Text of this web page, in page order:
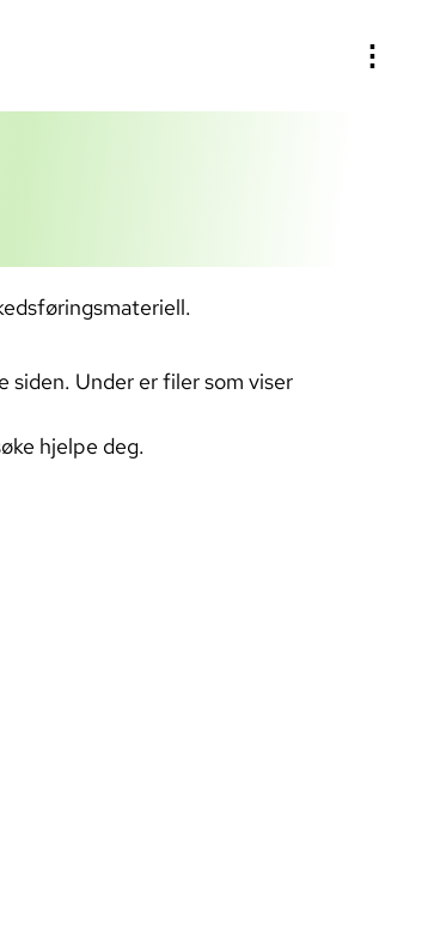
⋮
Under er filer som viser
hjelpe deg.